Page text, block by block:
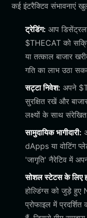
कई इंटरैक्टिव संभावनाएं
ट्रेडिंग: आप
$THECAT को
या तत्काल बाजार
गति का लाभ उठा
सट्टा निवेश: अपने
सुरक्षित रखें और
लक्ष्यों के साथ संरेखित
सामुदायिक भागीदारी:
dApps या वोटिंग
'जागृति' नैरेटिव में
सोशल स्टेटस के लिए
होल्डिंग्स को जुड़े हुए
प्रोफाइल में